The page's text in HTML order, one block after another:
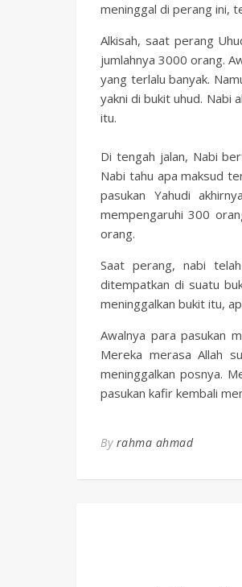
meninggal di perang ini,
Alkisah, saat perang
jumlahnya 3000 orang.
yang terlalu banyak.
yakni di bukit uhud. Nabi
itu.
Di tengah jalan, Nabi
Nabi tahu apa maksud
pasukan Yahudi
mempengaruhi 300
orang.
Saat perang, nabi
ditempatkan di suatu
meninggalkan bukit itu,
Awalnya para pasukan
Mereka merasa Allah
meninggalkan posnya.
pasukan kafir kembali
By rahma ahmad